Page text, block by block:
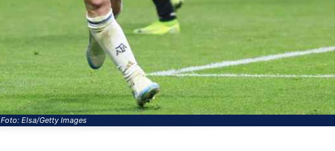
Foto: Elsa/Getty Images